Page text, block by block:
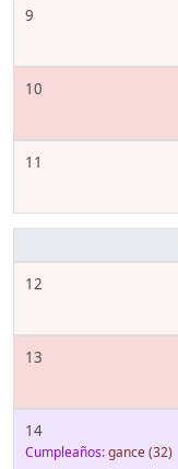
9
10
11
12
13
14
Cumpleaños:gance(32)